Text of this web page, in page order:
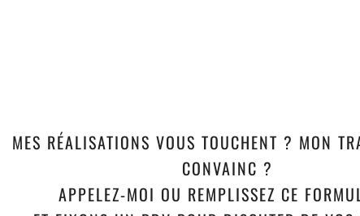
MES RÉALISATIONS VOUS TOUCHENT ? MON
CONVAINC ?
APPELEZ-MOI OU REMPLISSEZ CE